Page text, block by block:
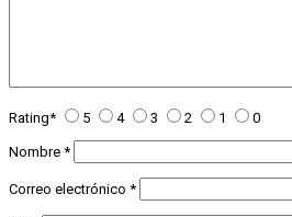
Rating* 5 4 3 2 1 0
Nombre *
Correo electrónico *